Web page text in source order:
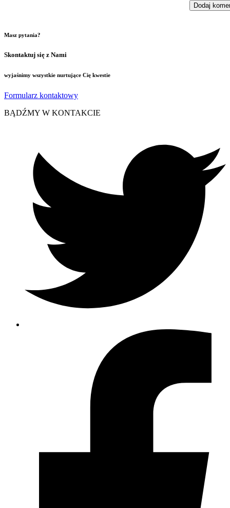
Masz pytania?
Skontaktuj się z Nami
wyjaśnimy wszystkie nurtujące Cię kwestie
Formularz kontaktowy
BĄDŹMY W KONTAKCIE